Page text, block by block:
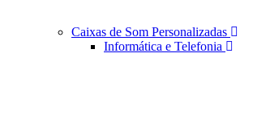
Caixas de Som Personalizadas
Informática e Telefonia